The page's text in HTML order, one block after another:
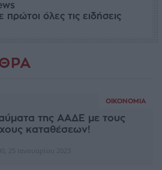
πρώτοι όλες τις ειδήσεις
ΟΙΚΟΝΟΜΊΑ
της ΑΑΔΕ με τους
καταθέσεων!